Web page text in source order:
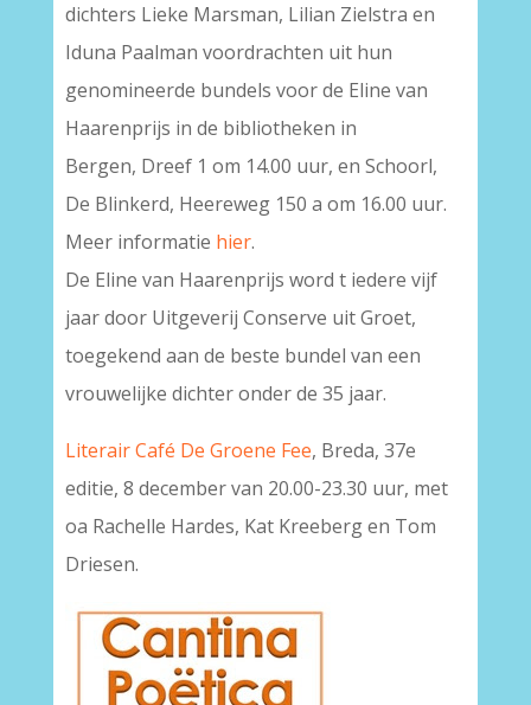
dichters Lieke Marsman, Lilian Zielstra en
Iduna Paalman voordrachten uit hun
genomineerde bundels voor de Eline van
Haarenprijs in de bibliotheken in
Bergen, Dreef 1 om 14.00 uur, en Schoorl,
De Blinkerd, Heereweg 150 a om 16.00 uur.
Meer informatie hier.
De Eline van Haarenprijs word t iedere vijf
jaar door Uitgeverij Conserve uit Groet,
toegekend aan de beste bundel van een
vrouwelijke dichter onder de 35 jaar.
Literair Café De Groene Fee, Breda, 37e
editie, 8 december van 20.00-23.30 uur, met
oa Rachelle Hardes, Kat Kreeberg en Tom
Driesen.